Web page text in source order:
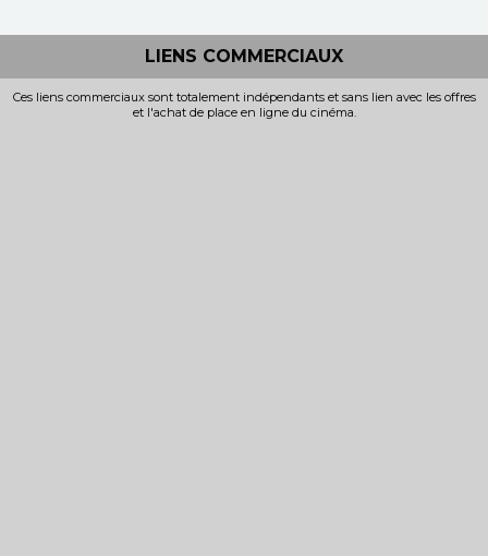
LIENS COMMERCIAUX
Ces liens commerciaux sont totalement indépendants et sans lien avec les offres
et l'achat de place en ligne du cinéma.